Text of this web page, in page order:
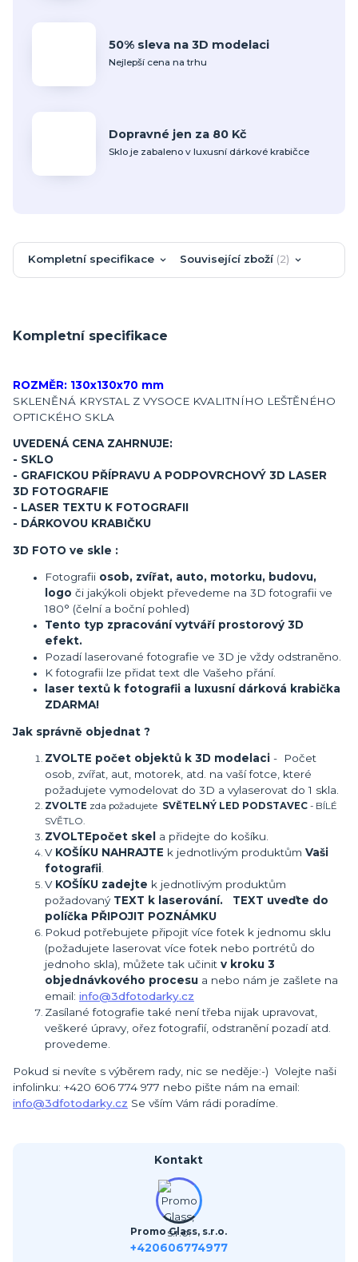
50% sleva na 3D modelaci
Nejlepší cena na trhu
Dopravné jen za 80 Kč
Sklo je zabaleno v luxusní dárkové krabičce
Kompletní specifikace Související zboží 2
Kompletní specifikace
ROZMĚR: 130x130x70 mm
SKLENĚNÁ KRYSTAL Z VYSOCE KVALITNÍHO LEŠTĚNÉHO
OPTICKÉHO SKLA
UVEDENÁ CENA ZAHRNUJE:
- SKLO
- GRAFICKOU PŘÍPRAVU A PODPOVRCHOVÝ 3D LASER
3D FOTOGRAFIE
- LASER TEXTU K FOTOGRAFII
- DÁRKOVOU KRABIČKU
3D FOTO ve skle :
Fotografii osob, zvířat, auto, motorku, budovu,
logo či jakýkoli objekt převedeme na 3D fotografii ve
180° (čelní a boční pohled)
Tento typ zpracování vytváří prostorový 3D
efekt.
Pozadí laserované fotografie ve 3D je vždy odstraněno.
K fotografii lze přidat text dle Vašeho přání.
laser textů k fotografii a luxusní dárková krabička
ZDARMA!
Jak správně objednat ?
ZVOLTE počet objektů k 3D modelaci - Počet
osob, zvířat, aut, motorek, atd. na vaší fotce, které
požadujete vymodelovat do 3D a vylaserovat do 1 skla.
ZVOLTE zda požadujete SVĚTELNÝ LED PODSTAVEC - BÍLÉ
SVĚTLO.
ZVOLTEpočet skel
a přidejte do košíku.
V KOŠÍKU NAHRAJTE k jednotlivým produktům Vaši
fotografii.
V KOŠÍKU zadejte k jednotlivým produktům
požadovaný TEXT k laserování. TEXT uveďte do
políčka PŘIPOJIT POZNÁMKU
Pokud potřebujete připojit více fotek k jednomu sklu
(požadujete laserovat více fotek nebo portrétů do
jednoho skla), můžete tak učinit v kroku 3
objednávkového procesu a nebo nám je zašlete na
email: info@3dfotodarky.cz
Zasílané fotografie také není třeba nijak upravovat,
veškeré úpravy, ořez fotografií, odstranění pozadí atd.
provedeme.
Pokud si nevíte s výběrem rady, nic se neděje:-) Volejte naši
infolinku: +420 606 774 977 nebo pište nám na email:
info@3dfotodarky.cz Se vším Vám rádi poradíme.
Kontakt
Promo Glass, s.r.o.
+420606774977